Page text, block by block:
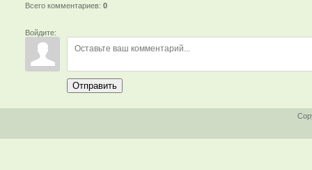
Всего комментариев:0
Войдите:
Отправить